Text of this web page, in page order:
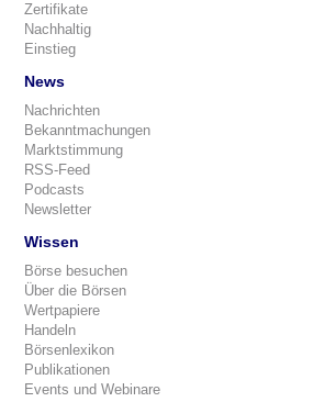
Zertifikate
Nachhaltig
Einstieg
News
Nachrichten
Bekanntmachungen
Marktstimmung
RSS-Feed
Podcasts
Newsletter
Wissen
Börse besuchen
Über die Börsen
Wertpapiere
Handeln
Börsenlexikon
Publikationen
Events und Webinare